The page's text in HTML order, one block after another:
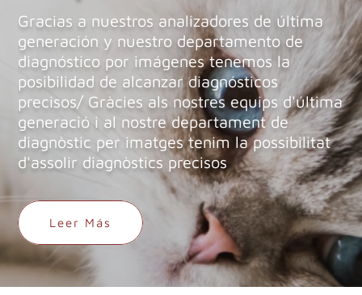
Gracias a nuestros analizadores de última
generación y nuestro departamento de
diagnóstico por imágenes tenemos la
posibilidad de alcanzar diagnósticos
precisos/ Gràcies als nostres equips d'última
generació i al nostre departament de
diagnòstic per imatges tenim la possibilitat
d'assolir diagnòstics precisos
Leer Más